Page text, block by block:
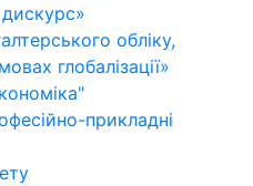
обліку,
глобалізації»
прикладні